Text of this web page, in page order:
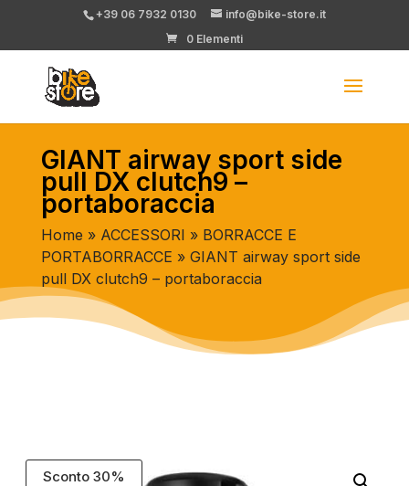
+39 06 7932 0130
info@bike-store.it
0 Elementi
GIANT airway sport side
pull DX clutch9 –
portaboraccia
Home » ACCESSORI » BORRACCE E
PORTABORRACCE » GIANT airway sport side
pull DX clutch9 – portaboraccia
Sconto 30%